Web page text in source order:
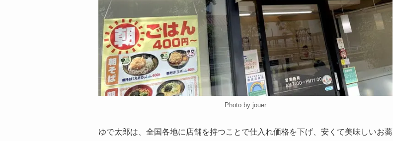
Photo by jouer
ゆで太郎は、全国各地に店舗を持つことで仕入れ価格を下げ、安くて美味しいお蕎